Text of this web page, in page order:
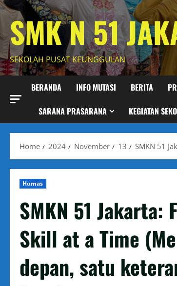
Skip
content
SMK N 51
SEKOLAH PUSAT KEUNGGULAN
BERANDA INFO MUTASI BERITA
SARANA PRASARANA KEGIATAN
Home 2024 November 13 SMKN 51
Humas
SMKN 51 Jakarta:
Skill at a Time
depan, satu